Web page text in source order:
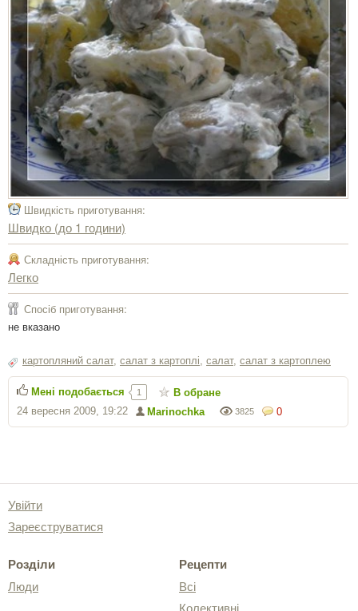
Швидкість приготування:
Швидко (до 1 години)
Складність приготування:
Легко
Спосіб приготування:
не вказано
картопляний салат, салат з картоплі, салат, салат з картоплею
0
3825
Marinochka
24 вересня 2009, 19:22
Мені подобається 1 В обране
Увійти
Зареєструватися
Розділи
Люди
Рецепти
Всі